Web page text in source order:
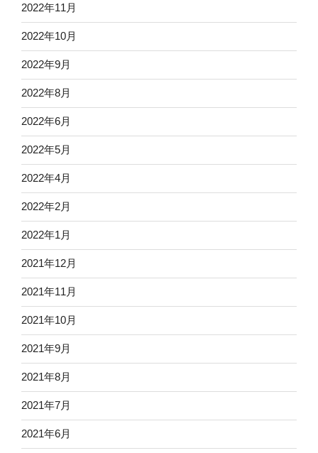
2022年11月
2022年10月
2022年9月
2022年8月
2022年6月
2022年5月
2022年4月
2022年2月
2022年1月
2021年12月
2021年11月
2021年10月
2021年9月
2021年8月
2021年7月
2021年6月